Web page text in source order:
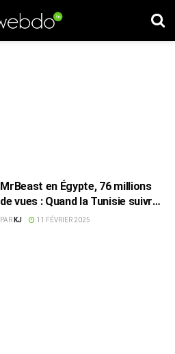
MrBeast en Égypte, 76 millions
de vues : Quand la Tunisie suivra-
t-elle l’exemple ?
PAR KJ 11 FÉVRIER 2025